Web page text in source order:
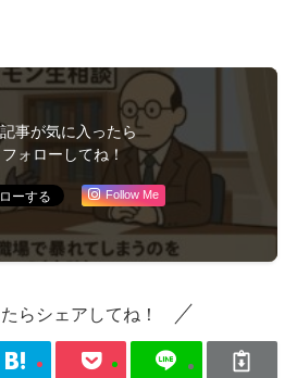
事が気に入ったら
フォローしてね！
Follow Me
らシェアしてね！